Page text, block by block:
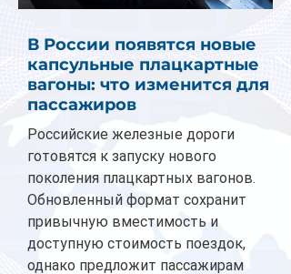
В России появятся новые
капсульные плацкартные
вагоны: что изменится для
пассажиров
Российские железные дороги
готовятся к запуску нового
поколения плацкартных вагонов.
Обновленный формат сохранит
привычную вместимость и
доступную стоимость поездок,
однако предложит пассажирам